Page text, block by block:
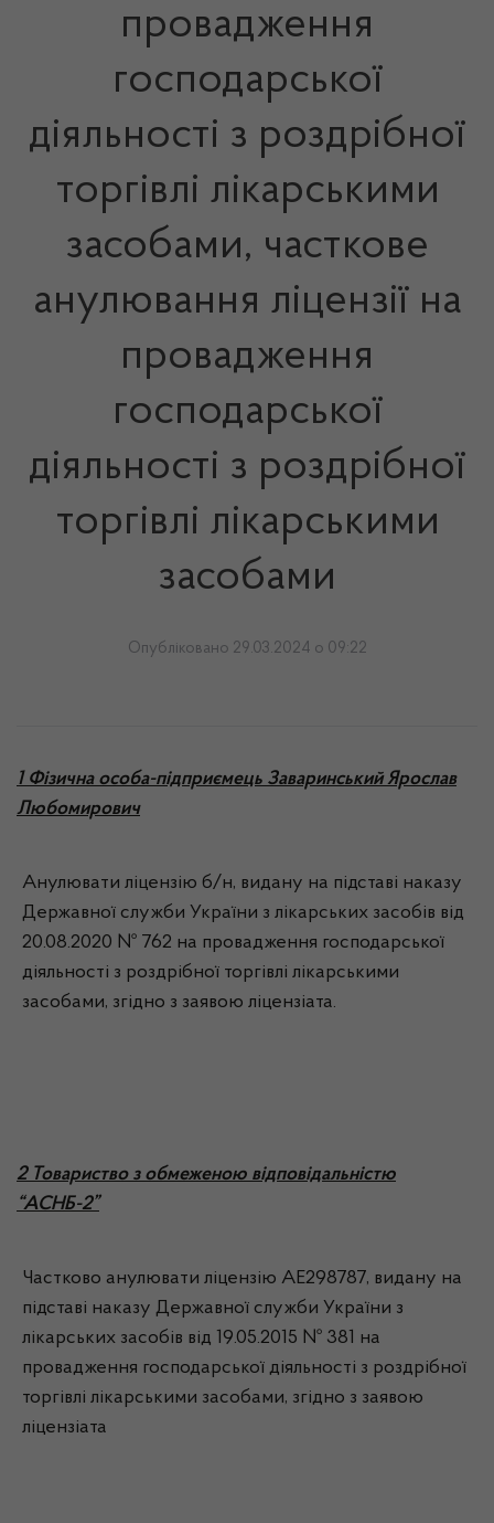
провадження
господарської
діяльності з роздрібної
торгівлі лікарськими
засобами, часткове
анулювання ліцензії на
провадження
господарської
діяльності з роздрібної
торгівлі лікарськими
засобами
Опубліковано 29.03.2024 о 09:22
1 Фізична особа-підприємець Заваринський Ярослав
Любомирович
Анулювати ліцензію б/н, видану на підставі наказу
Державної служби України з лікарських засобів від
20.08.2020 № 762 на провадження господарської
діяльності з роздрібної торгівлі лікарськими
засобами, згідно з заявою ліцензіата.
2 Товариство з обмеженою відповідальністю
“АСНБ-2”
Частково анулювати ліцензію АЕ298787, видану на
підставі наказу Державної служби України з
лікарських засобів від 19.05.2015 № 381 на
провадження господарської діяльності з роздрібної
торгівлі лікарськими засобами, згідно з заявою
ліцензіата